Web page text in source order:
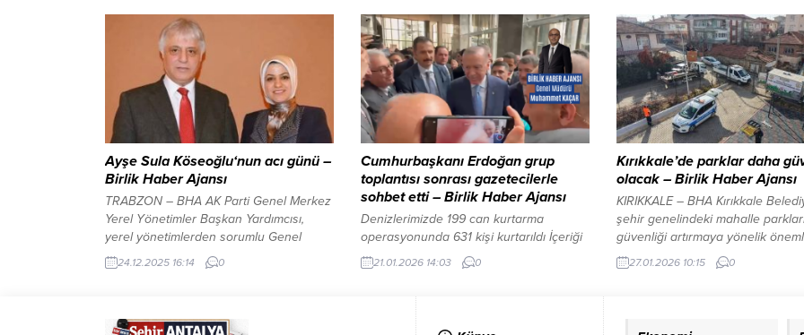
gerçekleştirildiği okullardan birisi de
Lokman Hekim Mesleki Teknik ve
Anadolu Lisesi oldu. Okulda
gerçekleştirilen eğitimde öğrencilere
yangının çıkış nedenleri, yangın türleri,
yangın sırasında yapılması ve kesinlikle
yapılmaması gerekenler, dumanın...
tarafından 23–26 Aralık 2025 tarihleri
arasında Afyonkarahisar Sandıklı Safran
Termal Otel’de düzenlenen sosyal
programa; Isparta Senirkent Belediye
Başkanı Hüseyin Baykal, Bursa
Harmancık Belediye Başkanı...
Müsabakaları’na ev sahipliği
illerden gelen genç sporcuların
mücadele ettiği organizasyonda,
adına yarışan isimlerden biri
Top Fırlatmada Alanya Başarısı 11
Nisan’da...
Ayşe Sula Köseoğlu‘nun acı günü –
Birlik Haber Ajansı
TRABZON – BHA AK Parti Genel Merkez
Yerel Yönetimler Başkan Yardımcısı,
yerel yönetimlerden sorumlu Genel
Başkan Yardımcısı Yardımcısı ve 25. ile
26. Dönem Trabzon Milletvekili Ayşe
geçirdiği kalp krizi sonucu hayatını
24.12.2025 16:14 0
Cumhurbaşkanı Erdoğan grup
toplantısı sonrası gazetecilerle
sohbet etti – Birlik Haber Ajansı
Denizlerimizde 199 can kurtarma
operasyonunda 631 kişi kurtarıldı İçeriği
Görüntüle YAZI ARASI REKLAM ALANI
ANKARA – BHA Cumhurbaşkanı
Toplantısı’ndaki hitabının ardından
salondan ayrılırken basın mensupları ve
21.01.2026 14:03 0
Kırıkkale’de parklar daha
olacak – Birlik Haber Ajansı
KIRIKKALE – BHA Kırıkkale
şehir genelindeki mahalle
güvenliği artırmaya yönelik
çalışma başlattı. Belediye
Önal’ın açıklamasına göre, Park
27.01.2026 10:15 0